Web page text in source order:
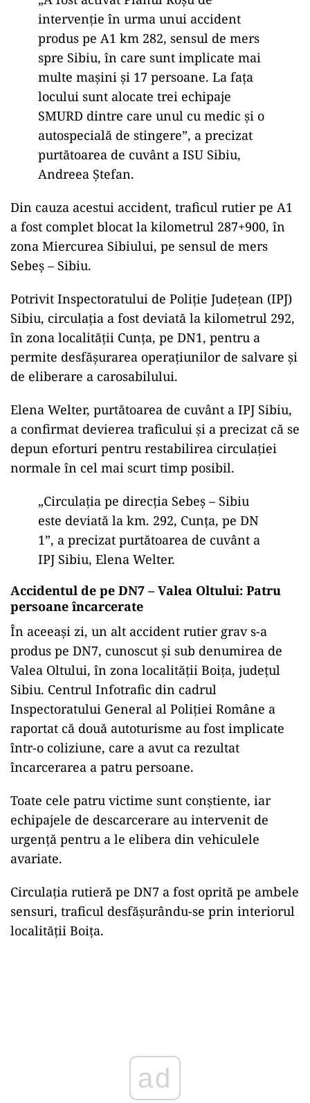
intervenţie în urma unui accident
produs pe A1 km 282, sensul de mers
spre Sibiu, în care sunt implicate mai
multe maşini şi 17 persoane. La faţa
locului sunt alocate trei echipaje
SMURD dintre care unul cu medic şi o
autospecială de stingere”, a precizat
purtătoarea de cuvânt a ISU Sibiu,
Andreea Ştefan.
Din cauza acestui accident, traficul rutier pe A1
a fost complet blocat la kilometrul 287+900, în
zona Miercurea Sibiului, pe sensul de mers
Sebeș – Sibiu.
Potrivit Inspectoratului de Poliție Județean (IPJ)
Sibiu, circulația a fost deviată la kilometrul 292,
în zona localității Cunța, pe DN1, pentru a
permite desfășurarea operațiunilor de salvare și
de eliberare a carosabilului.
Elena Welter, purtătoarea de cuvânt a IPJ Sibiu,
a confirmat devierea traficului și a precizat că se
depun eforturi pentru restabilirea circulației
normale în cel mai scurt timp posibil.
„Circulaţia pe direcţia Sebeş – Sibiu
este deviată la km. 292, Cunţa, pe DN
1”, a precizat purtătoarea de cuvânt a
IPJ Sibiu, Elena Welter.
Accidentul de pe DN7 – Valea Oltului: Patru
persoane încarcerate
În aceeași zi, un alt accident rutier grav s-a
produs pe DN7, cunoscut și sub denumirea de
Valea Oltului, în zona localității Boița, județul
Sibiu. Centrul Infotrafic din cadrul
Inspectoratului General al Poliției Române a
raportat că două autoturisme au fost implicate
într-o coliziune, care a avut ca rezultat
încarcerarea a patru persoane.
Toate cele patru victime sunt conștiente, iar
echipajele de descarcerare au intervenit de
urgență pentru a le elibera din vehiculele
avariate.
Circulația rutieră pe DN7 a fost oprită pe ambele
sensuri, traficul desfășurându-se prin interiorul
localității Boița.
ad